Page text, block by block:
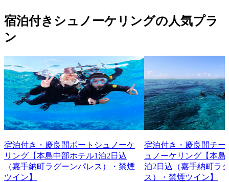
宿泊付きシュノーケリングの人気プラ
ン
宿泊付き・慶良間ボートシュノーケ
リング【本島中部ホテル1泊2日込
（嘉手納町ラグーンパレス）・禁煙
ツイン】
宿泊付き・慶良間チー
ュノーケリング【本島
泊2日込（嘉手納町ラ
ス）・禁煙ツイン】